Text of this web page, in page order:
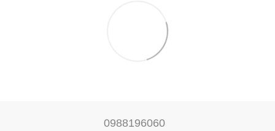
0988196060